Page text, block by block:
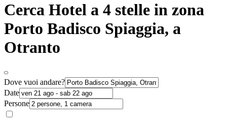
Cerca Hotel a 4 stelle in zona
Porto Badisco Spiaggia, a
Otranto
Dove vuoi andare?
Date
Persone